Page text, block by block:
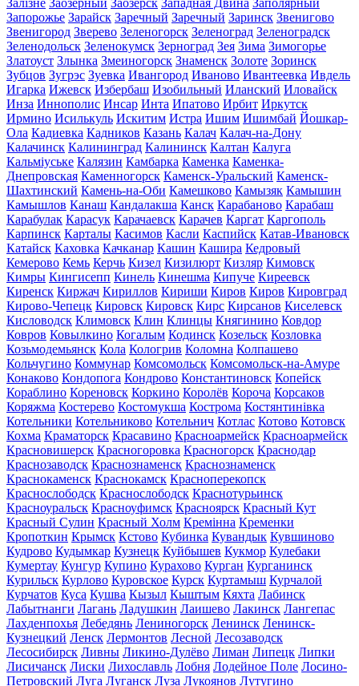
Залізне Заозерный Заозерск Западная Двина Заполярный
Запорожье Зарайск Заречный Заречный Заринск Звенигово
Звенигород Зверево Зеленогорск Зеленоград Зеленоградск
Зеленодольск Зеленокумск Зерноград Зея Зима Зимогорье
Златоуст Злынка Змеиногорск Знаменск Золоте Зоринск
Зубцов Зугрэс Зуевка Ивангород Иваново Ивантеевка Ивдель
Игарка Ижевск Избербаш Изобильный Иланский Иловайск
Инза Иннополис Инсар Инта Ипатово Ирбит Иркутск
Ирмино Исилькуль Искитим Истра Ишим Ишимбай Йошкар-
Ола Кадиевка Кадников Казань Калач Калач-на-Дону
Калачинск Калининград Калининск Калтан Калуга
Кальміуське Калязин Камбарка Каменка Каменка-
Днепровская Каменногорск Каменск-Уральский Каменск-
Шахтинский Камень-на-Оби Камешково Камызяк Камышин
Камышлов Канаш Кандалакша Канск Карабаново Карабаш
Карабулак Карасук Карачаевск Карачев Каргат Каргополь
Карпинск Карталы Касимов Касли Каспийск Катав-Ивановск
Катайск Каховка Качканар Кашин Кашира Кедровый
Кемерово Кемь Керчь Кизел Кизилюрт Кизляр Кимовск
Кимры Кингисепп Кинель Кинешма Кипуче Киреевск
Киренск Киржач Кириллов Кириши Киров Киров Кировград
Кирово-Чепецк Кировск Кировск Кирс Кирсанов Киселевск
Кисловодск Климовск Клин Клинцы Княгинино Ковдор
Ковров Ковылкино Когалым Кодинск Козельск Козловка
Козьмодемьянск Кола Кологрив Коломна Колпашево
Кольчугино Коммунар Комсомольск Комсомольск-на-Амуре
Конаково Кондопога Кондрово Константиновск Копейск
Кораблино Кореновск Коркино Королёв Короча Корсаков
Коряжма Костерево Костомукша Кострома Костянтинівка
Котельники Котельниково Котельнич Котлас Котово Котовск
Кохма Краматорск Красавино Красноармейск Красноармейск
Красновишерск Красногоровка Красногорск Краснодар
Краснозаводск Краснознаменск Краснознаменск
Краснокаменск Краснокамск Красноперекопск
Краснослободск Краснослободск Краснотурьинск
Красноуральск Красноуфимск Красноярск Красный Кут
Красный Сулин Красный Холм Кремінна Кременки
Кропоткин Крымск Кстово Кубинка Кувандык Кувшиново
Кудрово Кудымкар Кузнецк Куйбышев Кукмор Кулебаки
Кумертау Кунгур Купино Курахово Курган Курганинск
Курильск Курлово Куровское Курск Куртамыш Курчалой
Курчатов Куса Кушва Кызыл Кыштым Кяхта Лабинск
Лабытнанги Лагань Ладушкин Лаишево Лакинск Лангепас
Лахденпохья Лебедянь Лениногорск Ленинск Ленинск-
Кузнецкий Ленск Лермонтов Лесной Лесозаводск
Лесосибирск Ливны Ликино-Дулёво Лиман Липецк Липки
Лисичанск Лиски Лихославль Лобня Лодейное Поле Лосино-
Петровский Луга Луганск Луза Лукоянов Лутугино